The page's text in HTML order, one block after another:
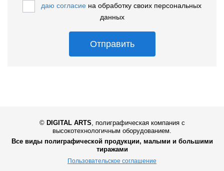
даю согласие на обработку своих персональных
данных
Отправить
© DIGITAL ARTS
полиграфическая компания с
высокотехнологичным оборудованием.
Все виды полиграфической продукции, малыми и большими
тиражами
Пользовательское соглашение